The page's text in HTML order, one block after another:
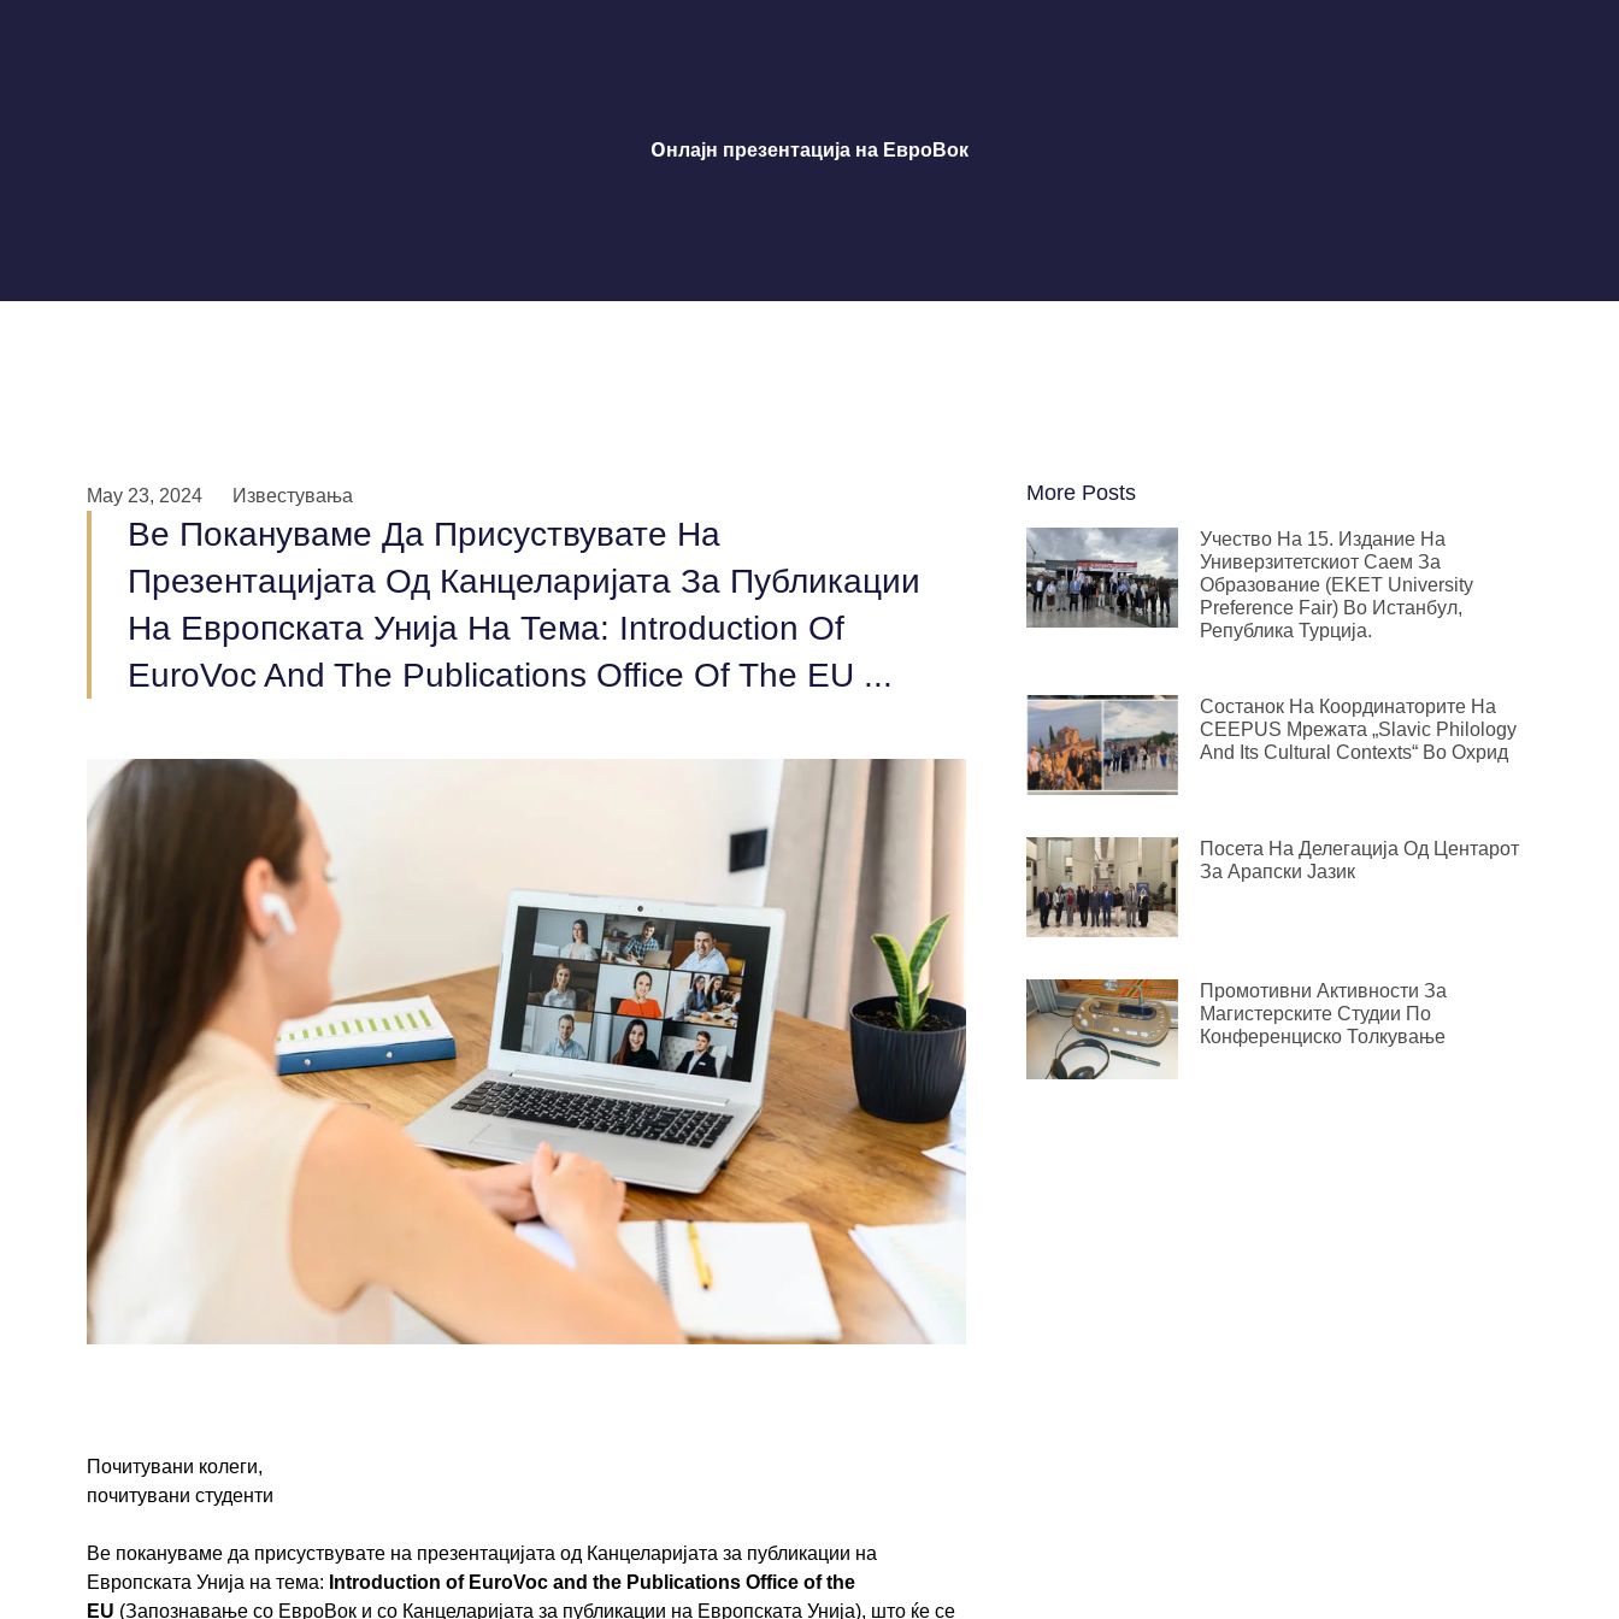
Oнлајн презентација на ЕвроВок
May 23, 2024 Известувања
Ве Покануваме Да Присуствувате На
Презентацијата Од Канцеларијата За Публикации
На Европската Унија На Тема: Introduction Of
EuroVoc And The Publications Office Of The EU ...
Почитувани колеги,
почитувани студенти
Ве покануваме да присуствувате на презентацијата од Канцеларијата за публикации на
Европската Унија на тема: Introduction of EuroVoc and the Publications Office of the
EU (Запознавање со ЕвроВок и со Канцеларијата за публикации на Европската Унија), што ќе се
More Posts
Учество На 15. Издание На
Универзитетскиот Саем За
Образование (EKET University
Preference Fair) Во Истанбул,
Република Турција.
Состанок На Координаторите На
CEEPUS Мрежата „Slavic Philology
And Its Cultural Contexts“ Во Охрид
Посета На Делегација Од Центарот
За Арапски Јазик
Промотивни Активности За
Магистерските Студии По
Конференциско Толкување